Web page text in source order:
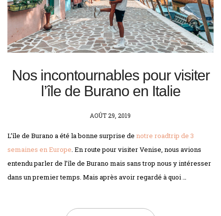
Nos incontournables pour visiter
l’île de Burano en Italie
POSTED
AOÛT 29, 2019
L’île de Burano a été la bonne surprise de notre roadtrip de 3
semaines en Europe. En route pour visiter Venise, nous avions
entendu parler de l’île de Burano mais sans trop nous y intéresser
dans un premier temps. Mais après avoir regardé à quoi …